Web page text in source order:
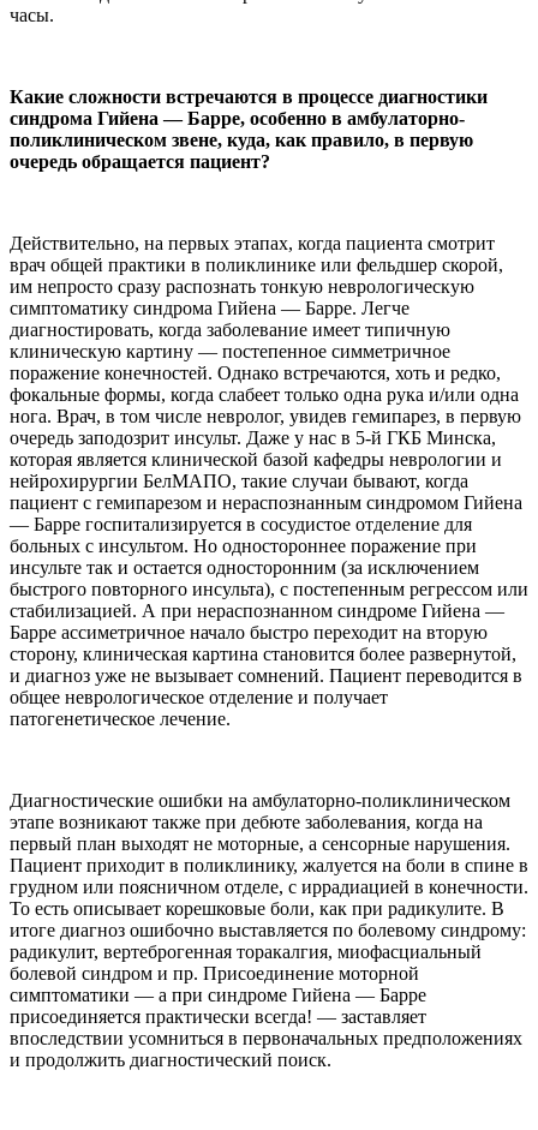
часы.
Какие сложности встречаются в процессе диагностики
синдрома Гийена — Барре, особенно в амбулаторно-
поликлиническом звене, куда, как правило, в первую
очередь обращается пациент?
Действительно, на первых этапах, когда пациента смотрит
врач общей практики в поликлинике или фельдшер скорой,
им непросто сразу распознать тонкую неврологическую
симптоматику синдрома Гийена — Барре. Легче
диагностировать, когда заболевание имеет типичную
клиническую картину — постепенное симметричное
поражение конечностей. Однако встречаются, хоть и редко,
фокальные формы, когда слабеет только одна рука и/или одна
нога. Врач, в том числе невролог, увидев гемипарез, в первую
очередь заподозрит инсульт. Даже у нас в 5-й ГКБ Минска,
которая является клинической базой кафедры неврологии и
нейрохирургии БелМАПО, такие случаи бывают, когда
пациент с гемипарезом и нераспознанным синдромом Гийена
— Барре госпитализируется в сосудистое отделение для
больных с инсультом. Но одностороннее поражение при
инсульте так и остается односторонним (за исключением
быстрого повторного инсульта), с постепенным регрессом или
стабилизацией. А при нераспознанном синдроме Гийена —
Барре ассиметричное начало быстро переходит на вторую
сторону, клиническая картина становится более развернутой,
и диагноз уже не вызывает сомнений. Пациент переводится в
общее неврологическое отделение и получает
патогенетическое лечение.
Диагностические ошибки на амбулаторно-поликлиническом
этапе возникают также при дебюте заболевания, когда на
первый план выходят не моторные, а сенсорные нарушения.
Пациент приходит в поликлинику, жалуется на боли в спине в
грудном или поясничном отделе, с иррадиацией в конечности.
То есть описывает корешковые боли, как при радикулите. В
итоге диагноз ошибочно выставляется по болевому синдрому:
радикулит, вертеброгенная торакалгия, миофасциальный
болевой синдром и пр. Присоединение моторной
симптоматики — а при синдроме Гийена — Барре
присоединяется практически всегда! — заставляет
впоследствии усомниться в первоначальных предположениях
и продолжить диагностический поиск.